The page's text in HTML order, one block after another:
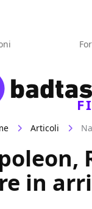
Articoli
in